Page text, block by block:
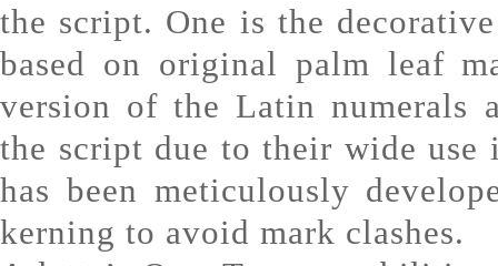
the script. One is the
based on original palm leaf
version of the Latin numerals
the script due to their wide
has been meticulously
kerning to avoid mark clashes.